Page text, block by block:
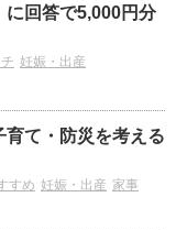
に回答で5,000円分
妊娠・出産
て・防災を考える
すめ 妊娠・出産 家事